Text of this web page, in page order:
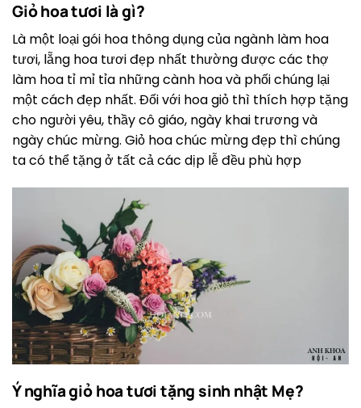
Giỏ hoa tươi là gì?
Là một loại gói hoa thông dụng của ngành làm hoa
tươi, lẵng hoa tươi đẹp nhất thường được các thợ
làm hoa tỉ mỉ tỉa những cành hoa và phối chúng lại
một cách đẹp nhất. Đối với hoa giỏ thì thích hợp tặng
cho người yêu, thầy cô giáo, ngày khai trương và
ngày chúc mừng. Giỏ hoa chúc mừng đẹp thì chúng
ta có thể tặng ở tất cả các dịp lễ đều phù hợp
Ý nghĩa giỏ hoa tươi tặng sinh nhật Mẹ?